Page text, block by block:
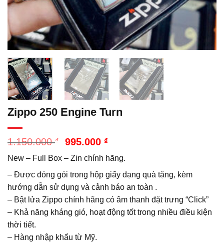
Zippo 250 Engine Turn
1.150.000₫
Giá
là:
1.150.000 ₫.
995.000 ₫
tại
là:
995.000 ₫.
New – Full Box – Zin chính hãng.
– Được đóng gói trong hộp giấy dạng quà tặng, kèm
hướng dẫn sử dụng và cảnh báo an toàn .
– Bật lửa Zippo chính hãng có âm thanh đặt trưng “Click”
– Khả năng kháng gió, hoạt động tốt trong nhiều điều kiện
thời tiết.
– Hàng nhập khẩu từ Mỹ.